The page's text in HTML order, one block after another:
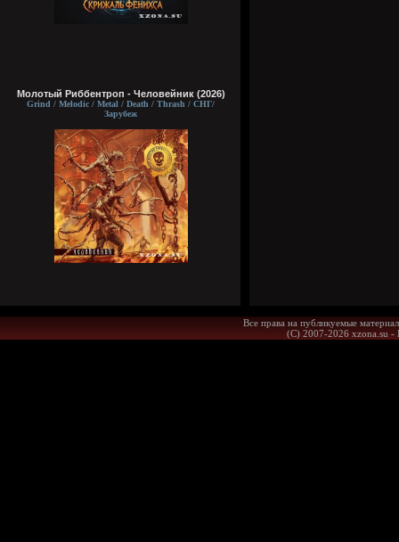
Молотый Риббентроп - Человейник (2026)
Grind / Melodic / Metal / Death / Thrash / СНГ/
Зарубеж
Все права на публикуемые
(С) 2007-2026 xzona.su -